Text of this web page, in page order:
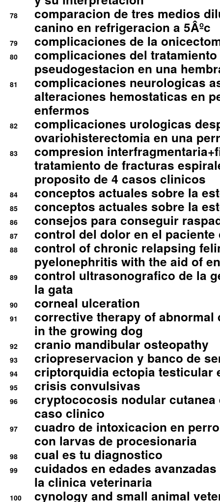
78
comparacion de tres medios
canino en refrigeracion a 5Âºc
79 complicaciones de la
80
complicaciones del
pseudogestacion en una
81
complicaciones neurologicas
alteraciones hemostaticas en
enfermos
82
complicaciones urologicas
ovariohisterectomia en una
83
compresion
tratamiento de fracturas
proposito de 4 casos clinicos
84 conceptos actuales sobre la
85 conceptos actuales sobre la
86 consejos para conseguir
87 control del dolor en el
88
control of chronic relapsing
pyelonephritis with the aid of
89
control ultrasonografico de la
la gata
90 corneal ulceration
91
corrective therapy of abnormal
in the growing dog
92 cranio mandibular osteopathy
93 criopreservacion y banco de
94 criptorquidia ectopia testicular
95 crisis convulsivas
96
cryptococosis nodular cutanea
caso clinico
97
cuadro de intoxicacion en
con larvas de procesionaria
98 cual es tu diagnostico
99
cuidados en edades
la clinica veterinaria
100 cynology and small animal